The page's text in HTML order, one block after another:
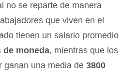
no se reparte de manera
que viven en el
tienen un salario promedio
de moneda, mientras que los
ganan una media de 3800